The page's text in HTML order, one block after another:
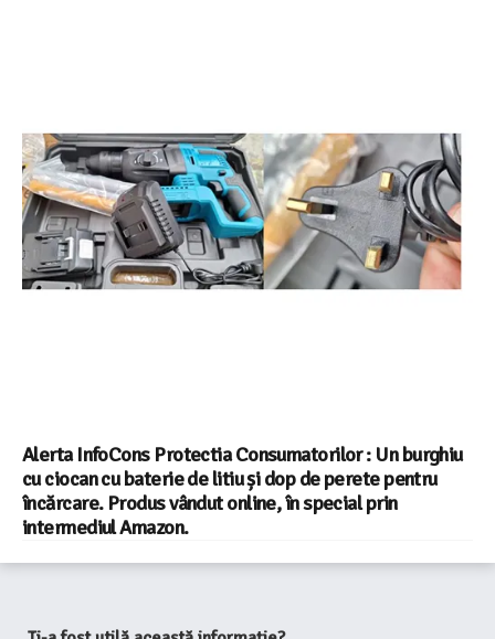
Alerta InfoCons Protectia Consumatorilor : Un burghiu
cu ciocan cu baterie de litiu și dop de perete pentru
încărcare. Produs vândut online, în special prin
intermediul Amazon.